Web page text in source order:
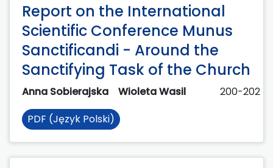
Report on the International
Scientific Conference Munus
Sanctificandi - Around the
Sanctifying Task of the Church
Anna Sobierajska Wioleta Wasil
200-202
PDF (Język Polski)